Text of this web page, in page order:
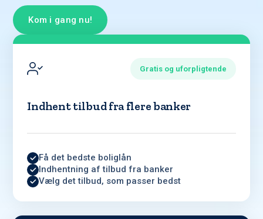
Kom i gang nu!
Gratis og uforpligtende
Indhent tilbud fra flere banker
Få det bedste boliglån
Indhentning af tilbud fra banker
Vælg det tilbud, som passer bedst